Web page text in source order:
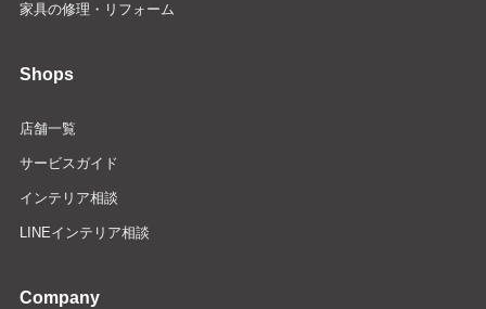
家具の修理・リフォーム
Shops
店舗一覧
サービスガイド
インテリア相談
LINEインテリア相談
Company